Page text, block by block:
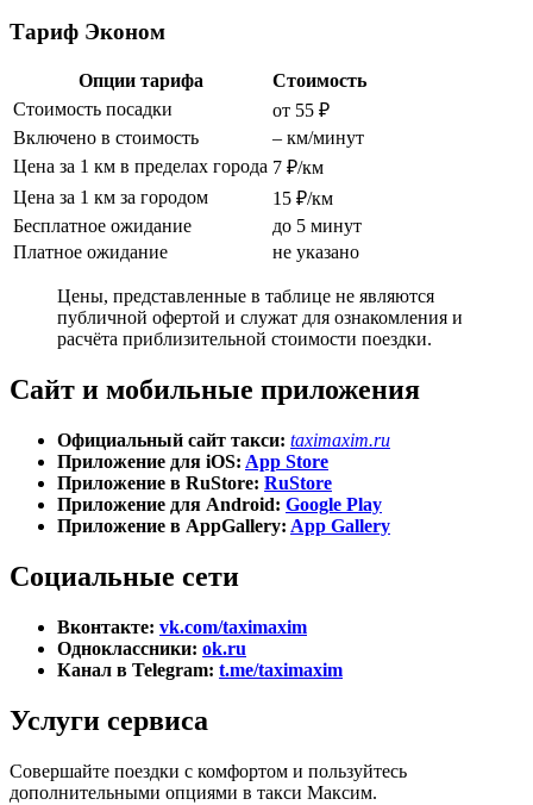
Тариф Эконом
Опции тарифа
Стоимость
Стоимость посадки
от 55 ₽
Включено в стоимость
– км/минут
Цена за 1 км в пределах города 7 ₽/км
Цена за 1 км за городом
15 ₽/км
Бесплатное ожидание
до 5 минут
Платное ожидание
не указано
Цены, представленные в таблице не являются
публичной офертой и служат для ознакомления и
расчёта приблизительной стоимости поездки.
Сайт и мобильные приложения
Официальный сайт такси: taximaxim.ru
Приложение для iOS: App Store
Приложение в RuStore: RuStore
Приложение для Android: Google Play
Приложение в AppGallery: App Gallery
Социальные сети
Вконтакте: vk.com/taximaxim
Одноклассники: ok.ru
Канал в Telegram: t.me/taximaxim
Услуги сервиса
Совершайте поездки с комфортом и пользуйтесь
дополнительными опциями в такси Максим.